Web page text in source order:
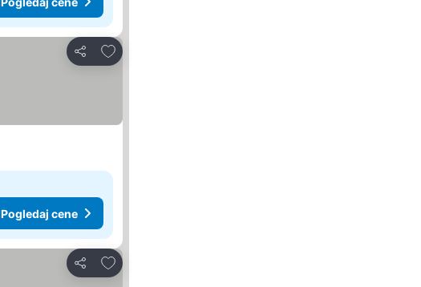
Deli
Dodati u favorite
Pogledaj cene
Deli
Dodati u favorite